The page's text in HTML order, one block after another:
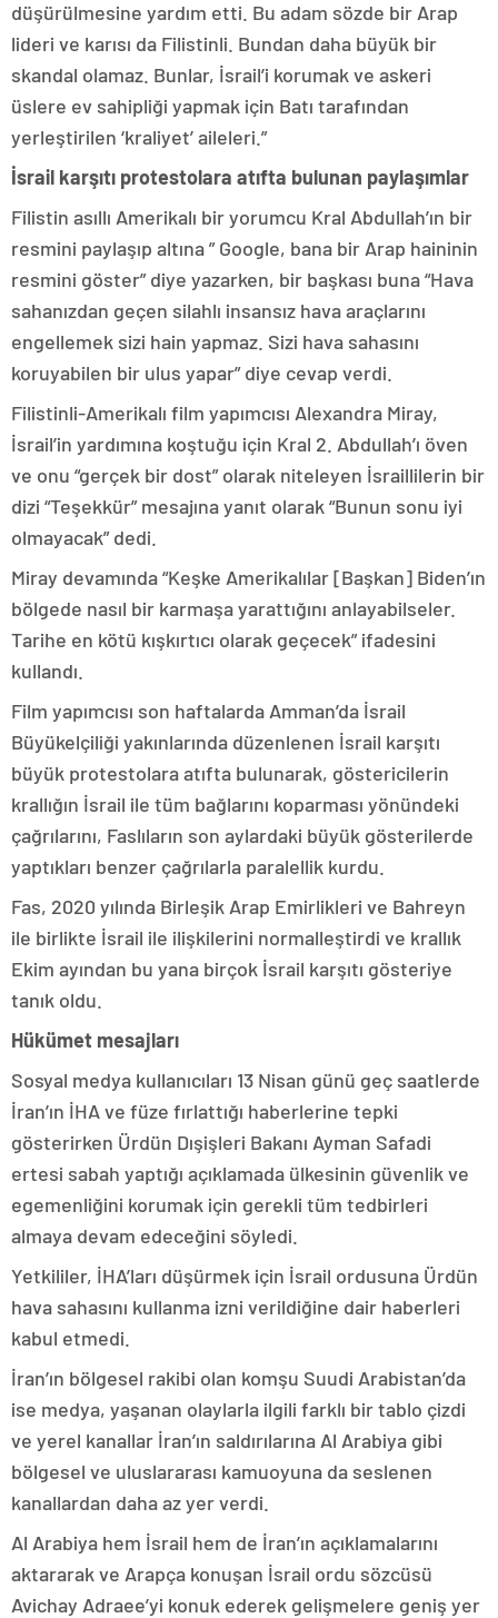
düşürülmesine yardım etti. Bu adam sözde bir Arap
lideri ve karısı da Filistinli. Bundan daha büyük bir
skandal olamaz. Bunlar, İsrail’i korumak ve askeri
üslere ev sahipliği yapmak için Batı tarafından
yerleştirilen ‘kraliyet’ aileleri.”
İsrail karşıtı protestolara atıfta bulunan paylaşımlar
Filistin asıllı Amerikalı bir yorumcu Kral Abdullah’ın bir
resmini paylaşıp altına ” Google, bana bir Arap haininin
resmini göster” diye yazarken, bir başkası buna “Hava
sahanızdan geçen silahlı insansız hava araçlarını
engellemek sizi hain yapmaz. Sizi hava sahasını
koruyabilen bir ulus yapar” diye cevap verdi.
Filistinli-Amerikalı film yapımcısı Alexandra Miray,
İsrail’in yardımına koştuğu için Kral 2. Abdullah’ı öven
ve onu “gerçek bir dost” olarak niteleyen İsraillilerin bir
dizi “Teşekkür” mesajına yanıt olarak “Bunun sonu iyi
olmayacak” dedi.
Miray devamında “Keşke Amerikalılar [Başkan] Biden’ın
bölgede nasıl bir karmaşa yarattığını anlayabilseler.
Tarihe en kötü kışkırtıcı olarak geçecek” ifadesini
kullandı.
Film yapımcısı son haftalarda Amman’da İsrail
Büyükelçiliği yakınlarında düzenlenen İsrail karşıtı
büyük protestolara atıfta bulunarak, göstericilerin
krallığın İsrail ile tüm bağlarını koparması yönündeki
çağrılarını, Faslıların son aylardaki büyük gösterilerde
yaptıkları benzer çağrılarla paralellik kurdu.
Fas, 2020 yılında Birleşik Arap Emirlikleri ve Bahreyn
ile birlikte İsrail ile ilişkilerini normalleştirdi ve krallık
Ekim ayından bu yana birçok İsrail karşıtı gösteriye
tanık oldu.
Hükümet mesajları
Sosyal medya kullanıcıları 13 Nisan günü geç saatlerde
İran’ın İHA ve füze fırlattığı haberlerine tepki
gösterirken Ürdün Dışişleri Bakanı Ayman Safadi
ertesi sabah yaptığı açıklamada ülkesinin güvenlik ve
egemenliğini korumak için gerekli tüm tedbirleri
almaya devam edeceğini söyledi.
Yetkililer, İHA’ları düşürmek için İsrail ordusuna Ürdün
hava sahasını kullanma izni verildiğine dair haberleri
kabul etmedi.
İran’ın bölgesel rakibi olan komşu Suudi Arabistan’da
ise medya, yaşanan olaylarla ilgili farklı bir tablo çizdi
ve yerel kanallar İran’ın saldırılarına Al Arabiya gibi
bölgesel ve uluslararası kamuoyuna da seslenen
kanallardan daha az yer verdi.
Al Arabiya hem İsrail hem de İran’ın açıklamalarını
aktararak ve Arapça konuşan İsrail ordu sözcüsü
Avichay Adraee’yi konuk ederek gelişmelere geniş yer